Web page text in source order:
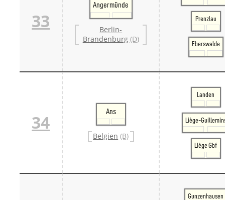
33
Angermünde
Berlin-
Brandenburg (D)
Prenzlau
Eberswalde
34
Ans
Belgien (B)
Landen
Liège-
Liège Gbf
Gunzenhausen